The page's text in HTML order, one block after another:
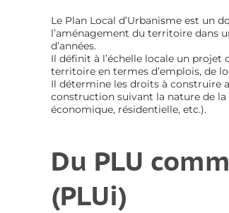
Le Plan Local d’Urbanisme est un
l’aménagement du territoire dans
d’années.
Il définit à l’échelle locale un
territoire en termes d’emplois, de
Il détermine les droits à construire
construction suivant la nature de la
économique, résidentielle, etc.).
Du PLU
(PLUi)